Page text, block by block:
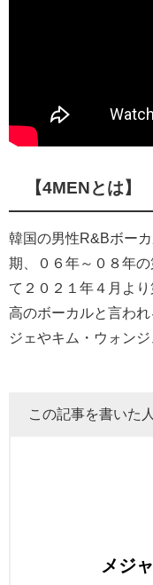
【4MENとは】
韓国の男性R&Bボー
期、０６年～０８年
て２０２１年４月よ
高のボーカルと言わ
ジェやキム・ウォン
この記事を書いた人
メジ